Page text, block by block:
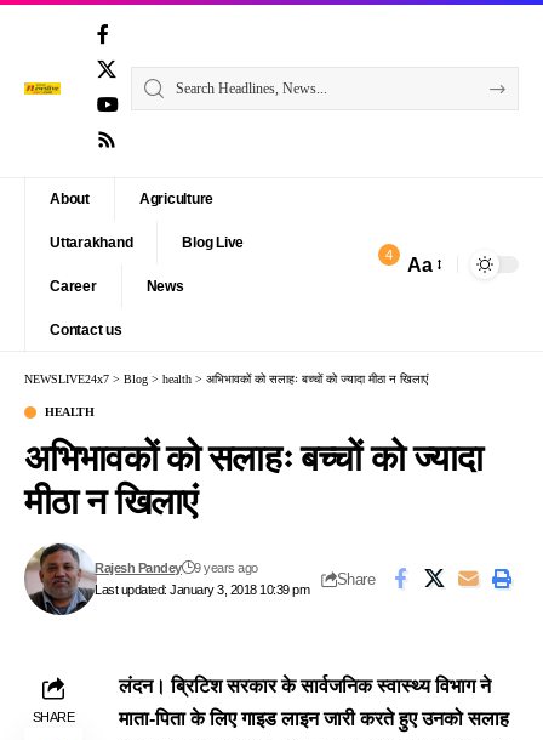
About Agriculture
Uttarakhand Blog Live
Career News
Contact us
4 Aa
NEWSLIVE24x7 > Blog > health > अभिभावकों को सलाहः बच्चों को ज्यादा मीठा न खिलाएं
HEALTH
अभिभावकों को सलाहः बच्चों को ज्यादा
मीठा न खिलाएं
Last updated: January 3, 2018 10:39 pm
Rajesh Pandey 9 years ago
Share
SHARE
लंदन। ब्रिटिश सरकार के सार्वजनिक स्वास्थ्य विभागने
माता-पिता के लिए गाइड लाइन जारी करते हुए उनको सलाह